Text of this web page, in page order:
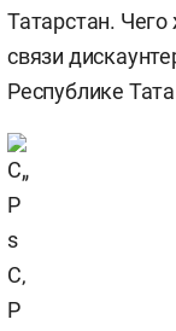
Татарстан.
связи
Республике